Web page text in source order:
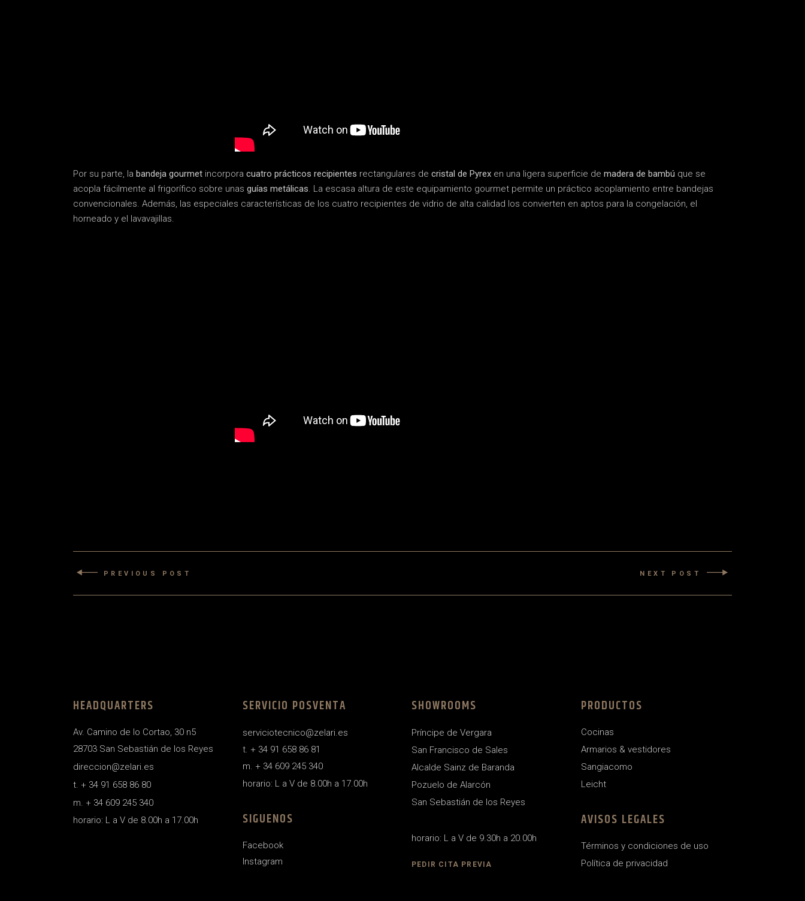
Por su parte, la bandeja gourmet incorpora cuatro prácticos recipientes rectangulares de cristal de Pyrex en una ligera superficie de madera de bambú que se
acopla fácilmente al frigorífico sobre unas guías metálicas. La escasa altura de este equipamiento gourmet permite un práctico acoplamiento entre bandejas
convencionales. Además, las especiales características de los cuatro recipientes de vidrio de alta calidad los convierten en aptos para la congelación, el
horneado y el lavavajillas.
PREVIOUS POST NEXT POST
HEADQUARTERS
Av. Camino de lo Cortao, 30 n5
28703 San Sebastián de los Reyes
direccion@zelari.es
t. + 34 91 658 86 80
m. + 34 609 245 340
horario: L a V de 8.00h a 17.00h
SERVICIO POSVENTA
serviciotecnico@zelari.es
t. + 34 91 658 86 81
m. + 34 609 245 340
horario: L a V de 8.00h a 17.00h
SIGUENOS
Facebook
Instagram
SHOWROOMS
Príncipe de Vergara
San Francisco de Sales
Alcalde Sainz de Baranda
Pozuelo de Alarcón
San Sebastián de los Reyes
horario: L a V de 9.30h a 20.00h
PEDIR CITA PREVIA
PRODUCTOS
Cocinas
Armarios & vestidores
Sangiacomo
Leicht
AVISOS LEGALES
Términos y condiciones de uso
Política de privacidad